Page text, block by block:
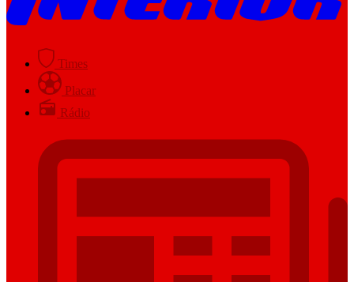
Times
Placar
Rádio